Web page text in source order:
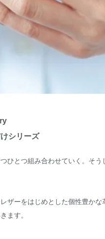
シリーズ
ひとつ組み合わせていく。そう
ザーをはじめとした個性豊かな
ます。